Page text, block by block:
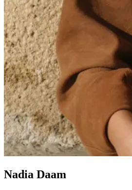
Nadia Daam